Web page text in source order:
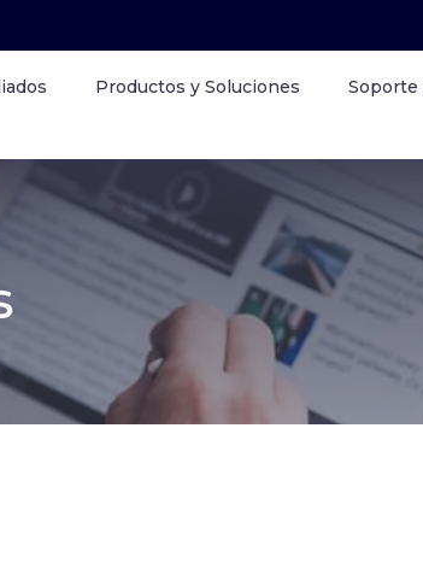
Productos y Soluciones Soporte